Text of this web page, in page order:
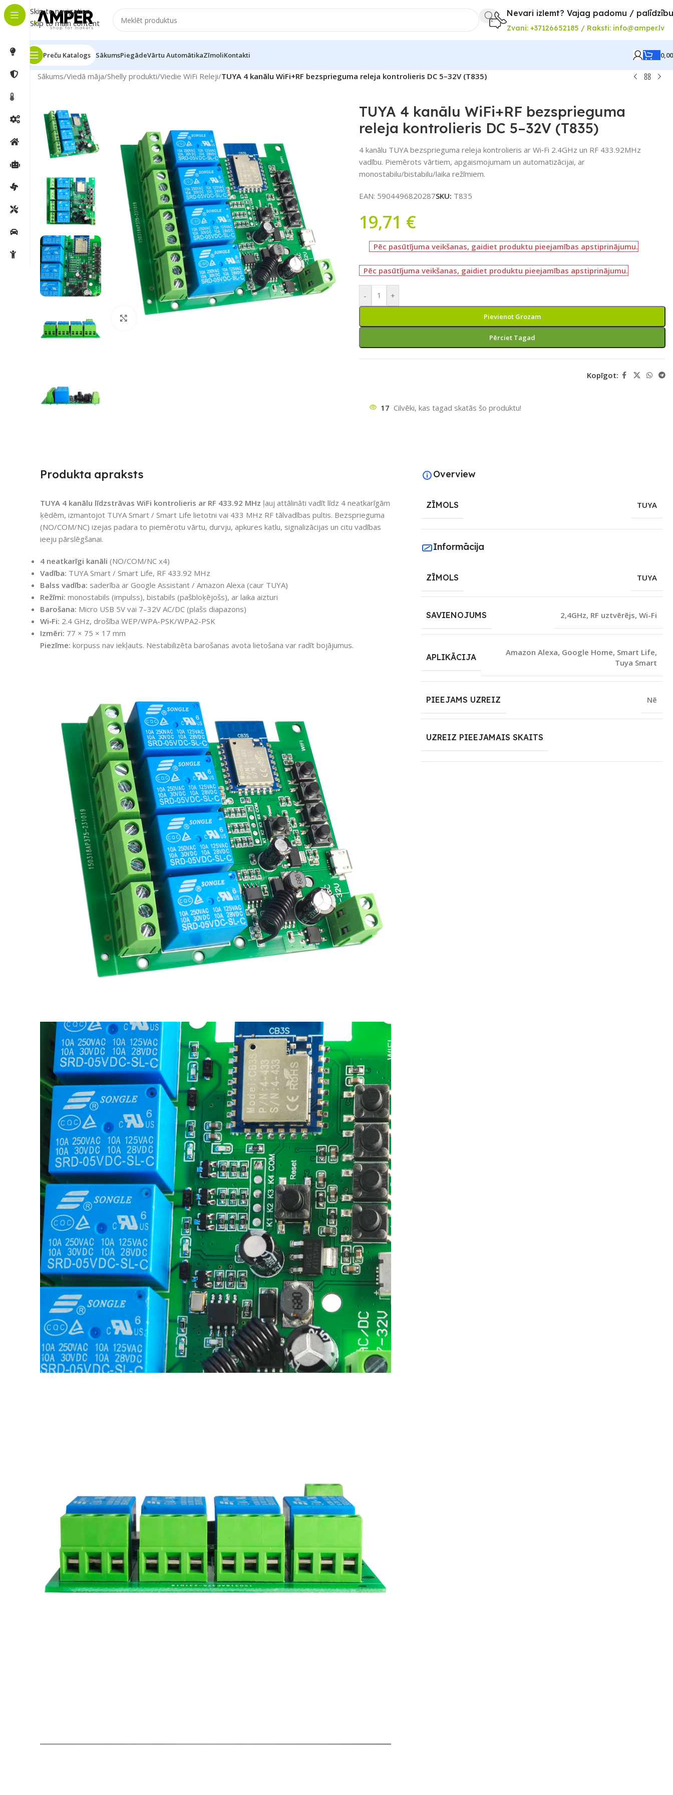
Skip to navigation
Skip to main content
Nevari izlemt? Vajag padomu /
Zvani: +37126652185 / Raksti: info@amper.lv
Preču Katalogs SākumsPiegādeVārtu AutomātikaZīmoliKontakti
Sākums/Viedā māja/Shelly produkti/Viedie WiFi Releji/TUYA 4 kanālu WiFi+RF bezsprieguma releja kontrolieris DC 5–32V (T835)
Noklikšķiniet, lai palielinātu
TUYA 4 kanālu WiFi+RF bezsprieguma
releja kontrolieris DC 5–32V (T835)
4 kanālu TUYA bezsprieguma releja kontrolieris ar Wi‑Fi 2.4GHz un RF 433.92MHz
vadību. Piemērots vārtiem, apgaismojumam un automatizācijai, ar
monostabilu/bistabilu/laika režīmiem.
EAN: 5904496820287SKU: T835
19,71 €
Pēc pasūtījuma veikšanas, gaidiet produktu pieejamības apstiprinājumu.
Pēc pasūtījuma veikšanas, gaidiet produktu pieejamības apstiprinājumu.
- +
Pievienot Grozam
Pērciet Tagad
Kopīgot:
17 Cilvēki, kas tagad skatās šo produktu!
Produkta apraksts
TUYA 4 kanālu līdzstrāvas WiFi kontrolieris ar RF 433.92 MHz ļauj attālināti vadīt līdz 4 neatkarīgām
ķēdēm, izmantojot TUYA Smart / Smart Life lietotni vai 433 MHz RF tālvadības pultis. Bezsprieguma
(NO/COM/NC) izejas padara to piemērotu vārtu, durvju, apkures katlu, signalizācijas un citu vadības
ieeju pārslēgšanai.
4 neatkarīgi kanāli (NO/COM/NC x4)
Vadība: TUYA Smart / Smart Life, RF 433.92 MHz
Balss vadība: saderība ar Google Assistant / Amazon Alexa (caur TUYA)
Režīmi: monostabils (impulss), bistabils (pašbloķējošs), ar laika aizturi
Barošana: Micro USB 5V vai 7–32V AC/DC (plašs diapazons)
Wi‑Fi: 2.4 GHz, drošība WEP/WPA-PSK/WPA2-PSK
Izmēri: 77 × 75 × 17 mm
Piezīme: korpuss nav iekļauts. Nestabilizēta barošanas avota lietošana var radīt bojājumus.
Overview
ZĪMOLS TUYA
Informācija
ZĪMOLS TUYA
SAVIENOJUMS 2,4GHz, RF uztvērējs, Wi-Fi
APLIKĀCIJA
Amazon Alexa, Google Home, Smart Life,
Tuya Smart
PIEEJAMS UZREIZ Nē
UZREIZ PIEEJAMAIS SKAITS